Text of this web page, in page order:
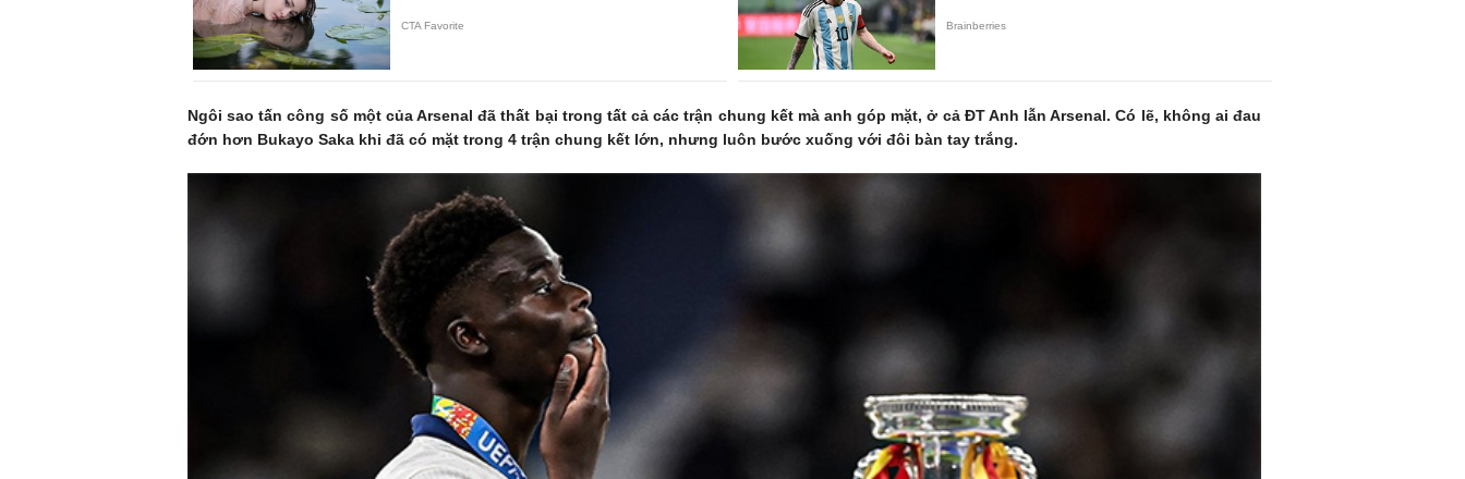
Ngôi sao tấn công số một của Arsenal đã thất bại trong tất cả các trận chung kết mà anh góp mặt, ở cả ĐT Anh lẫn Arsenal. Có lẽ, không ai đau
đớn hơn Bukayo Saka khi đã có mặt trong 4 trận chung kết lớn, nhưng luôn bước xuống với đôi bàn tay trắng.